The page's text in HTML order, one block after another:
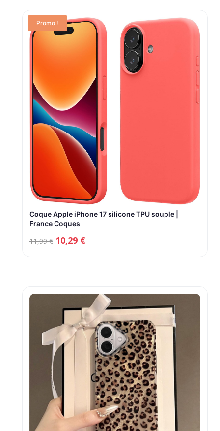
Promo !
Coque Apple iPhone 17 silicone TPU souple |
France Coques
11,99€ Le
10,29 €Le
10,29 €.